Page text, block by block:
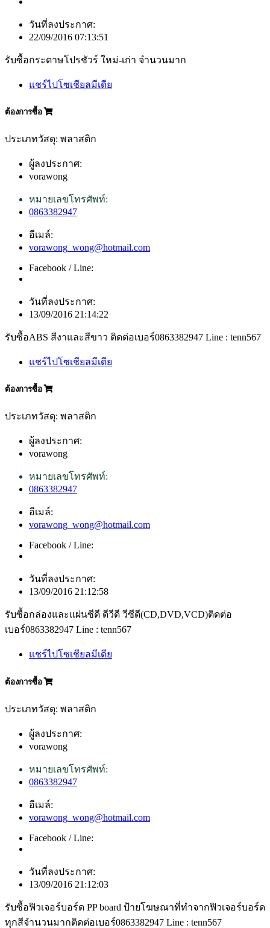
วันที่ลงประกาศ:
22/09/2016 07:13:51
รับซื้อกระดาษโปรชัวร์ ใหม่-เก่า จำนวนมาก
แชร์ไปโซเชียลมีเดีย
ต้องการซื้อ
ประเภทวัสดุ: พลาสติก
ผู้ลงประกาศ:
vorawong
หมายเลขโทรศัพท์:
0863382947
อีเมล์:
vorawong_wong@hotmail.com
Facebook / Line:
วันที่ลงประกาศ:
13/09/2016 21:14:22
รับซื้อABS สีงาและสีขาว ติดต่อเบอร์0863382947 Line : tenn567
แชร์ไปโซเชียลมีเดีย
ต้องการซื้อ
ประเภทวัสดุ: พลาสติก
ผู้ลงประกาศ:
vorawong
หมายเลขโทรศัพท์:
0863382947
อีเมล์:
vorawong_wong@hotmail.com
Facebook / Line:
วันที่ลงประกาศ:
13/09/2016 21:12:58
รับซื้อกล่องและแผ่นซีดี ดีวีดี วีซีดี(CD,DVD,VCD)ติดต่อ
เบอร์0863382947 Line : tenn567
แชร์ไปโซเชียลมีเดีย
ต้องการซื้อ
ประเภทวัสดุ: พลาสติก
ผู้ลงประกาศ:
vorawong
หมายเลขโทรศัพท์:
0863382947
อีเมล์:
vorawong_wong@hotmail.com
Facebook / Line:
วันที่ลงประกาศ:
13/09/2016 21:12:03
รับซื้อฟิวเจอร์บอร์ด PP board ป้ายโฆษณาที่ทำจากฟิวเจอร์บอร์ด
ทุกสีจำนวนมากติดต่อเบอร์0863382947 Line : tenn567